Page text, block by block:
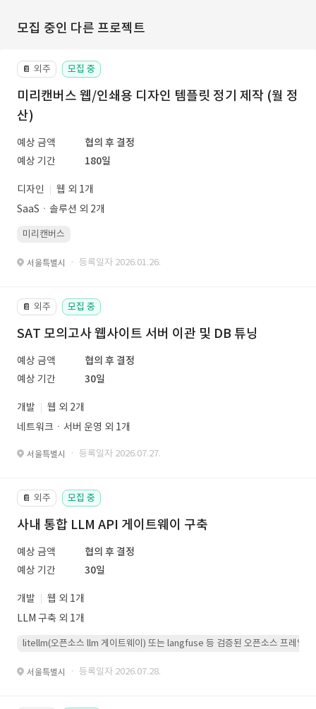
모집 중인 다른 프로젝트
📔 외주 모집 중
미리캔버스 웹/인쇄용 디자인 템플릿 정기 제작 (월 정
산)
예상 금액
협의 후 결정
예상 기간
180일
디자인
웹 외 1개
SaaSㆍ솔루션 외 2개
미리캔버스
서울특별시 · 등록일자 2026.01.26.
📔 외주 모집 중
SAT 모의고사 웹사이트 서버 이관 및 DB 튜닝
예상 금액
협의 후 결정
예상 기간
30일
개발
웹 외 2개
네트워크ㆍ서버 운영 외 1개
서울특별시 · 등록일자 2026.07.27.
📔 외주 모집 중
사내 통합 LLM API 게이트웨이 구축
예상 금액
협의 후 결정
예상 기간
30일
개발
웹 외 1개
LLM 구축 외 1개
litellm(오픈소스 llm 게이트웨이) 또는 langfuse 등 검증된 오픈소스 프레임워
서울특별시 · 등록일자 2026.07.28.